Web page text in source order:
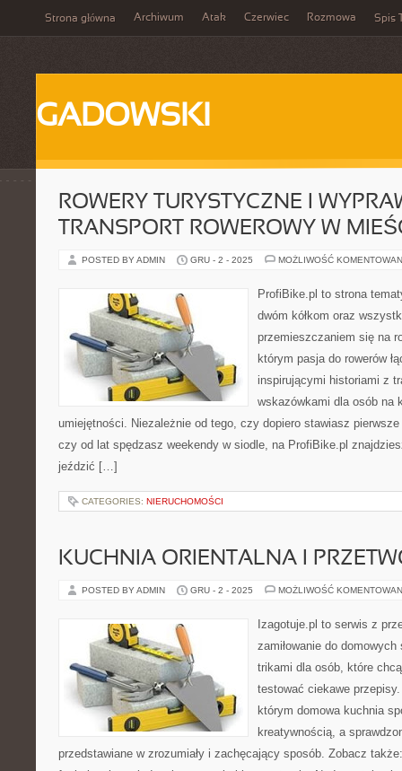
Strona główna Archiwum Atak Czerwiec Rozmowa Spis
GADOWSKI
ROWERY TURYSTYCZNE I
TRANSPORT ROWEROWY W
POSTED BY ADMIN GRU - 2 - 2025 MOŻLIWOŚĆ
ProfiBike.pl to strona
dwóm kółkom oraz
przemieszczaniem się na
którym pasja do rowerów
inspirującymi historiami z
wskazówkami dla osób na
umiejętności. Niezależnie od tego, czy dopiero stawiasz
czy od lat spędzasz weekendy w siodle, na ProfiBike.pl
jeździć […]
CATEGORIES: NIERUCHOMOŚCI
KUCHNIA ORIENTALNA I
POSTED BY ADMIN GRU - 2 - 2025 MOŻLIWOŚĆ
Izagotuje.pl to serwis z
zamiłowanie do
trikami dla osób, które
testować ciekawe
którym domowa kuchnia
kreatywnością, a
przedstawiane w zrozumiały i zachęcający sposób. Zobacz